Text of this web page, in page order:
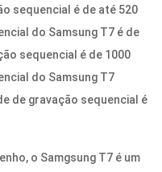
sequencial é de até 520
do Samsung T7 é de
sequencial é de 1000
do Samsung T7
de gravação sequencial é
o Samgsung T7 é um